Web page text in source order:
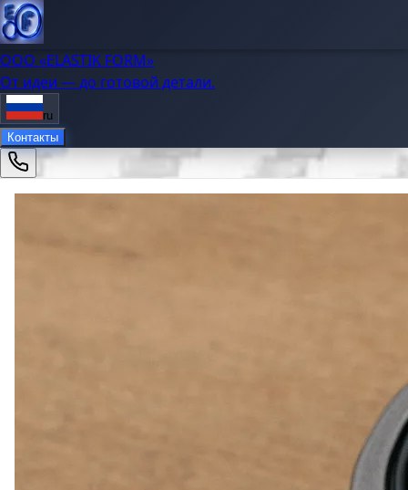
OOO «ELASTIK FORM»
От идеи — до готовой детали.
ru
Контакты